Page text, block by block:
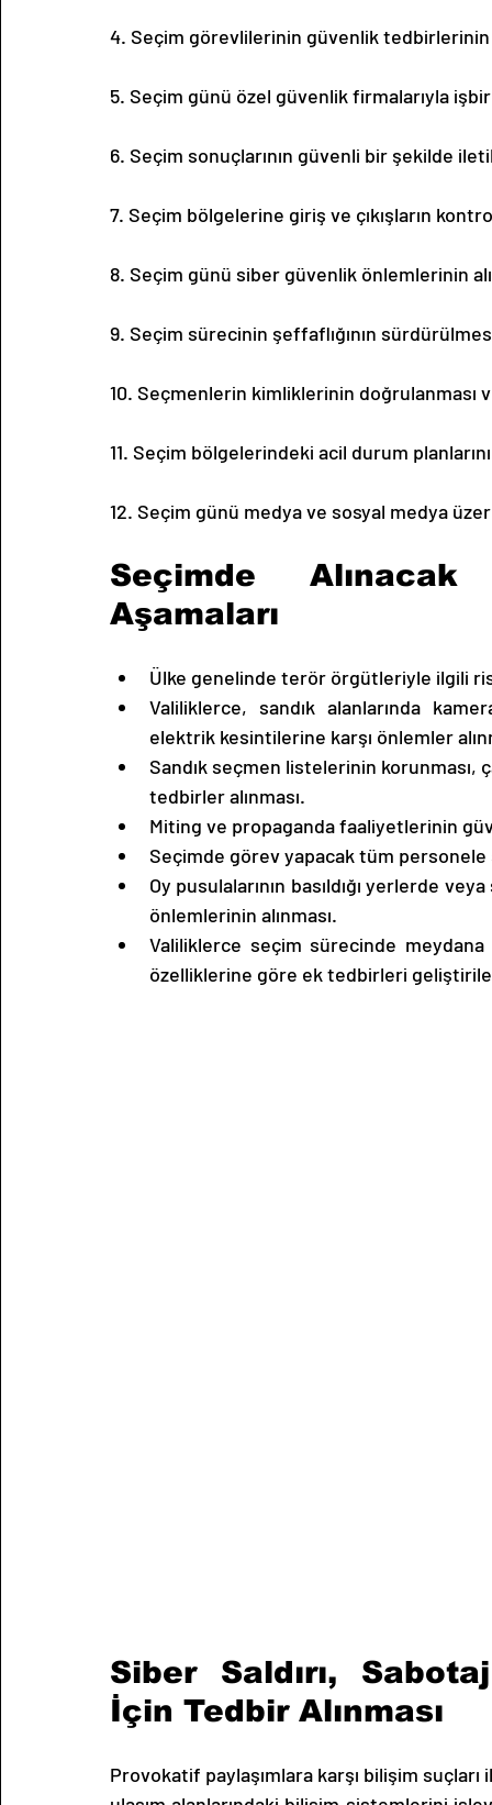
4. Seçim görevlilerinin güvenlik tedbirlerinin
5. Seçim günü özel güvenlik firmalarıyla
6. Seçim sonuçlarının güvenli bir şekilde
7. Seçim bölgelerine giriş ve çıkışların
8. Seçim günü siber güvenlik önlemlerinin
9. Seçim sürecinin şeffaflığının
10. Seçmenlerin kimliklerinin doğrulanması
11. Seçim bölgelerindeki acil durum
12. Seçim günü medya ve sosyal medya
Seçimde
Aşamaları
Ülke genelinde terör örgütleriyle ilgili
Valiliklerce, sandık alanlarında
elektrik kesintilerine karşı önlemler
Sandık seçmen listelerinin korunması,
tedbirler alınması.
Miting ve propaganda faaliyetlerinin
Seçimde görev yapacak tüm
Oy pusulalarının basıldığı yerlerde
önlemlerinin alınması.
Valiliklerce seçim sürecinde
özelliklerine göre ek tedbirleri
Siber Saldırı,
İçin Tedbir Alınması
Provokatif paylaşımlara karşı bilişim suçları